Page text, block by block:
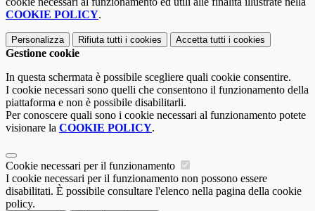
COOKIE POLICY.
Personalizza Rifiuta tutti i cookies Accetta tutti i cookies
Gestione cookie
In questa schermata è possibile scegliere quali cookie consentire.
I cookie necessari sono quelli che consentono il funzionamento della
piattaforma e non è possibile disabilitarli.
Per conoscere quali sono i cookie necessari al funzionamento potete
visionare la COOKIE POLICY.
Cookie necessari per il funzionamento
I cookie necessari per il funzionamento non possono essere
disabilitati. È possibile consultare l'elenco nella pagina della cookie
policy.